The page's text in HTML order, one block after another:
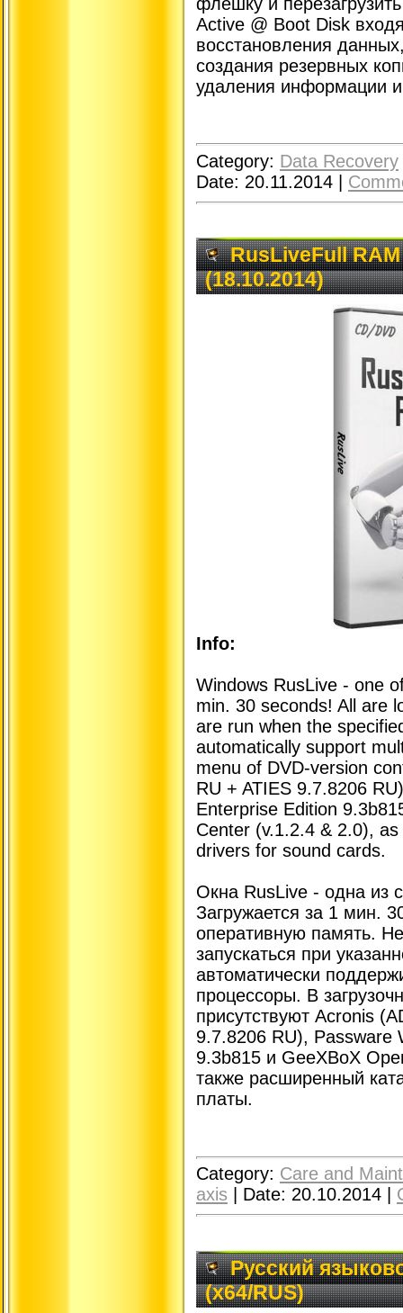
Active @ Boot Disk
восстановления
создания резервных
удаления информации
Category: Data Recovery
Date: 20.11.2014 |
RusLiveFull
(18.10.2014)
Info:
Windows RusLive - one
min. 30 seconds! All are
are run when the
automatically support
menu of DVD-version
RU + ATIES 9.7.8206
Enterprise Edition
Center (v.1.2.4 & 2.0),
drivers for sound cards.
Окна RusLive - одна из
Загружается за 1 мин.
оперативную память.
запускаться при
автоматически
процессоры. В
присутствуют Acronis
9.7.8206 RU), Passware
9.3b815 и GeeXBoX
также расширенный
платы.
Category: Care and
axis
Date: 20.10.2014
Русский
(x64/RUS)